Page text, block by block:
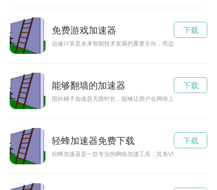
免费游戏加速器
边缘计算是未来智能技术发展的重要方向，而边缘加速器作为
下载
能够翻墙的加速器
国外梯子加速器无限时长，能够让用户在网络上畅通无阻，享
下载
轻蜂加速器免费下载
轻蜂加速器是一款专业的网络加速工具，其免VIP版助您在网
下载